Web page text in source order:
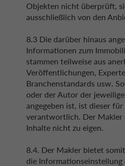
Objekten nicht überprüft,
ausschließlich von den
8.3 Die darüber hinaus
Informationen zum
stammen teilweise aus
Veröffentlichungen,
Branchenstandards usw.
oder der Autor der
angegeben ist, ist dieser
verantwortlich. Der Makler
Inhalte nicht zu eigen.
8.4. Der Makler bietet
die Informationseinstellung